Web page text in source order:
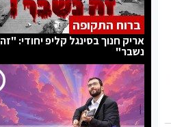
ברוח התקופה
אריק חנוך בסינגל קליפ יחודי: "זה
נשבר"